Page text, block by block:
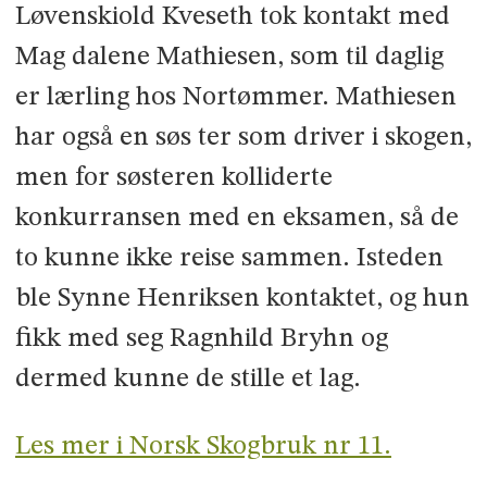
Løvenskiold Kveseth tok kontakt med
Mag­ dalene Mathiesen, som til daglig
er lærling hos Nortømmer. Mathiesen
har også en søs­ ter som driver i skogen,
men for søsteren kolliderte
konkurransen med en eksamen, så de
to kunne ikke reise sammen. Isteden
ble Synne Henriksen kontaktet, og hun
fikk med seg Ragnhild Bryhn og
dermed kunne de stille et lag.
Les mer i Norsk Skogbruk nr 11.